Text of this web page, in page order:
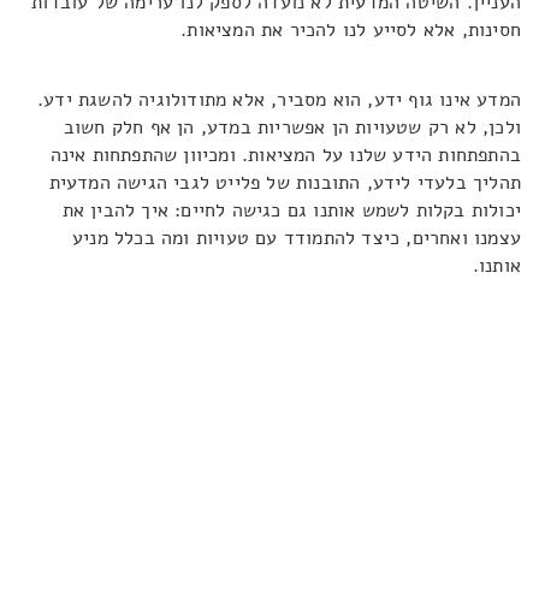
חסינות, אלא לסייע לנו להכיר את המציאות.
המדע אינו גוף ידע, הוא מסביר, אלא מתודולוגיה להשגת ידע.
ולכן, לא רק שטעויות הן אפשריות במדע, הן אף חלק חשוב
בהתפתחות הידע שלנו על המציאות. ומכיוון שהתפתחות אינה
תהליך בלעדי לידע, התובנות של פלייט לגבי הגישה המדעית
יכולות בקלות לשמש אותנו גם כגישה לחיים: איך להבין את
עצמנו ואחרים, כיצד להתמודד עם טעויות ומה בכלל מניע
אותנו.